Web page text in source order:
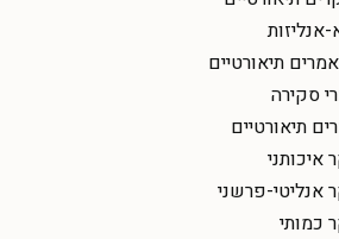
אנליזות
תיאורטיים
סקירה
תיאורטיים
אנליטי-פרשני
כמותי